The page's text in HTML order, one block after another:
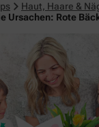
Haut, Haare &
Ursachen: Rote